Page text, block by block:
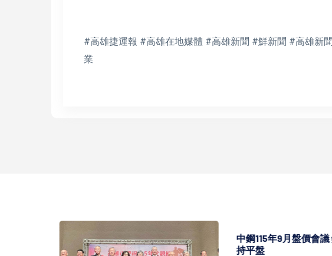
#高雄捷運報 #高雄在地媒體 #高雄新聞 #鮮新聞 #高雄新
業
中鋼115年9月盤價會議
持平盤